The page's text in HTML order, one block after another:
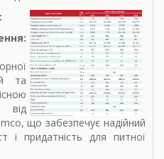
та
від
що забезпечує надійний
і придатність для питної